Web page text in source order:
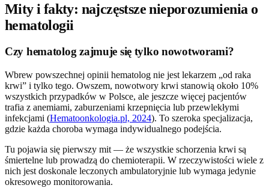
Mity i fakty: najczęstsze nieporozumienia o
hematologii
Czy hematolog zajmuje się tylko nowotworami?
Wbrew powszechnej opinii hematolog nie jest lekarzem „od raka
krwi” i tylko tego. Owszem, nowotwory krwi stanowią około 10%
wszystkich przypadków w Polsce, ale jeszcze więcej pacjentów
trafia z anemiami, zaburzeniami krzepnięcia lub przewlekłymi
infekcjami (Hematoonkologia.pl, 2024). To szeroka specjalizacja,
gdzie każda choroba wymaga indywidualnego podejścia.
Tu pojawia się pierwszy mit — że wszystkie schorzenia krwi są
śmiertelne lub prowadzą do chemioterapii. W rzeczywistości wiele z
nich jest doskonale leczonych ambulatoryjnie lub wymaga jedynie
okresowego monitorowania.